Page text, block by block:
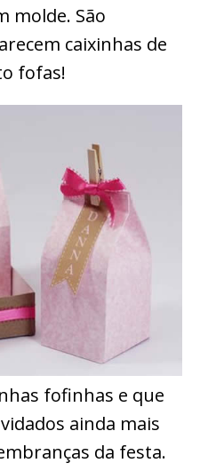
molde. São
caixinhas de
fofas!
fofinhas e que
ainda mais
da festa.